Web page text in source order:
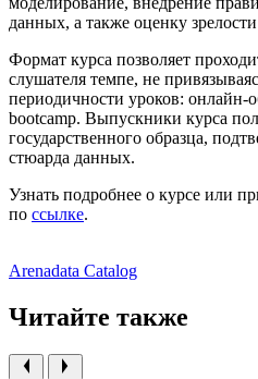
данных, а также оценку
Формат курса позволяет
слушателя темпе, не
периодичности уроков: онлайн-
bootcamp. Выпускники курса
государственного образца,
стюарда данных.
Узнать подробнее о курсе или
по ссылке.
Arenadata Catalog
Читайте также